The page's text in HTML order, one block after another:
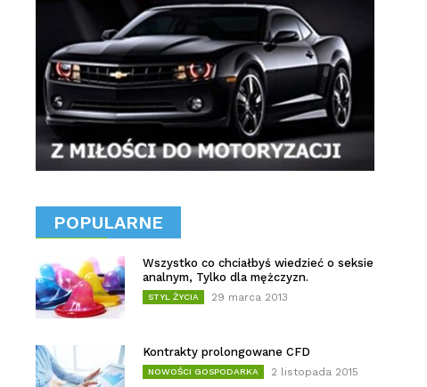
POPULARNE
Wszystko co chciałbyś wiedzieć o seksie
analnym, Tylko dla mężczyzn.
STYL ŻYCIA 29 marca 2013
Kontrakty prolongowane CFD
NOWOŚCI GOSPODARKA 2 listopada 2015